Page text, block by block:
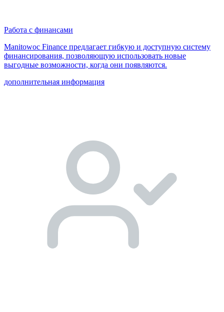
Работа с финансами
Manitowoc Finance предлагает гибкую и доступную систему
финансирования, позволяющую использовать новые
выгодные возможности, когда они появляются.
дополнительная информация